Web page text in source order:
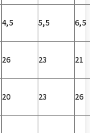
4,5 5,5 6,5
26 23 21
20 23 26